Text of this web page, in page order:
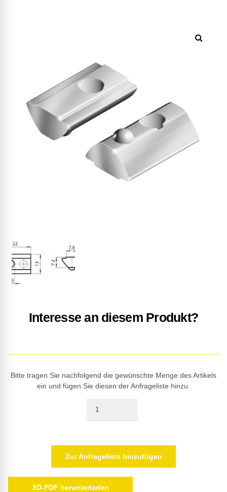
Interesse an diesem Produkt?
Bitte tragen Sie nachfolgend die gewünschte Menge des Artikels
ein und fügen Sie diesen der Anfrageliste hinzu.
Zur Anfrageliste hinzufügen
3D-PDF herunterladen